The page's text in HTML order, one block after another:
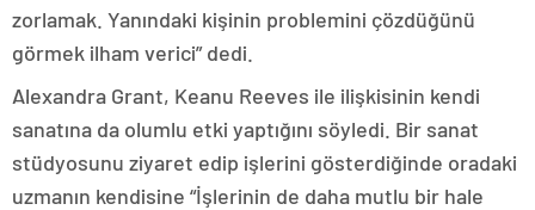
zorlamak. Yanındaki kişinin problemini çözdüğünü
görmek ilham verici” dedi.
Alexandra Grant, Keanu Reeves ile ilişkisinin kendi
sanatına da olumlu etki yaptığını söyledi. Bir sanat
stüdyosunu ziyaret edip işlerini gösterdiğinde oradaki
uzmanın kendisine “İşlerinin de daha mutlu bir hale